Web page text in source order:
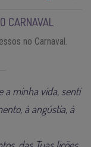
CARNAVAL
no Carnaval.
a minha vida, senti
à angústia, à